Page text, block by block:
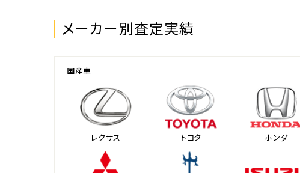
メーカー別査定実績
国産車
レクサス トヨタ ホンダ